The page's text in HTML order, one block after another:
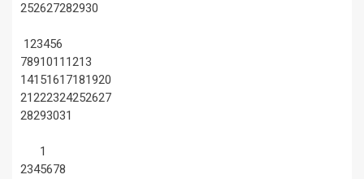
252627282930
123456
7891011 1213
14151617181920
21222324252627
28293031
1
2345678